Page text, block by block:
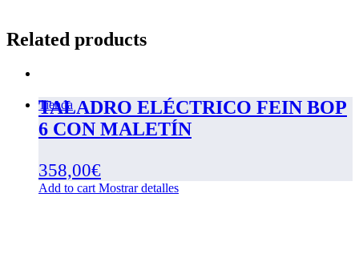
Tienda
Related products
TALADRO ELÉCTRICO FEIN BOP
6 CON MALETÍN
358,00€
Add to cart Mostrar detalles